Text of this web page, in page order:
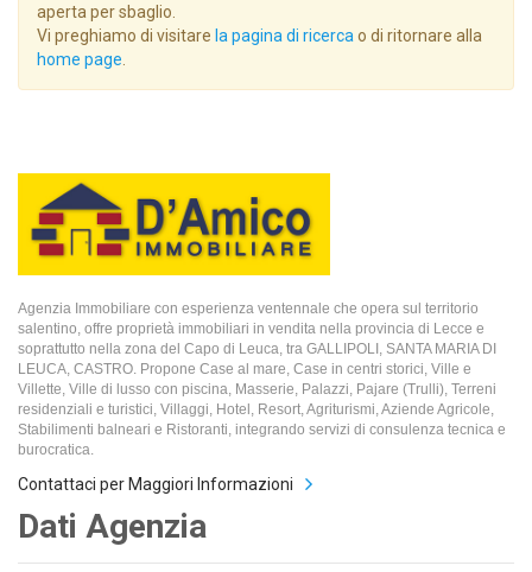
aperta per sbaglio.
Vi preghiamo di visitare la pagina di ricercao di ritornare alla
home page.
Agenzia Immobiliare con esperienza ventennale che opera sul territorio
salentino, offre proprietà immobiliari in vendita nella provincia di Lecce e
soprattutto nella zona del Capo di Leuca, tra GALLIPOLI, SANTA MARIA DI
LEUCA, CASTRO. Propone Case al mare, Case in centri storici, Ville e
Villette, Ville di lusso con piscina, Masserie, Palazzi, Pajare (Trulli), Terreni
residenziali e turistici, Villaggi, Hotel, Resort, Agriturismi, Aziende Agricole,
Stabilimenti balneari e Ristoranti, integrando servizi di consulenza tecnica e
burocratica.
Contattaci per Maggiori Informazioni
Dati Agenzia